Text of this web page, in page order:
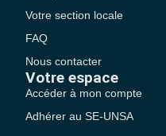
Votre section locale
FAQ
Nous contacter
Votre espace
Accéder à mon compte
Adhérer au SE-UNSA